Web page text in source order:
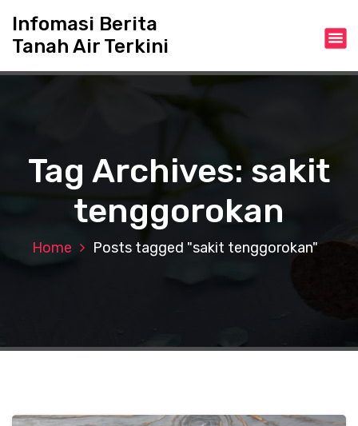
t
Infomasi Berita
Tanah Air Terkini
Tag Archives: sakit
tenggorokan
Home Posts tagged "sakit tenggorokan"